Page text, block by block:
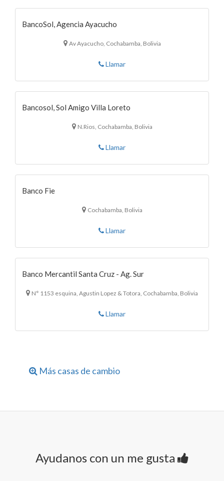
BancoSol, Agencia Ayacucho
Av Ayacucho, Cochabamba, Bolivia
Llamar
Bancosol, Sol Amigo Villa Loreto
N.Rios, Cochabamba, Bolivia
Llamar
Banco Fie
Cochabamba, Bolivia
Llamar
Banco Mercantil Santa Cruz - Ag. Sur
N° 1153 esquina, Agustin Lopez & Totora, Cochabamba, Bolivia
Llamar
Más casas de cambio
Ayudanos con un me gusta